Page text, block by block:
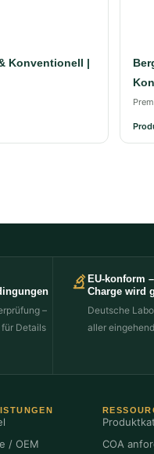
Konventionell |
–
Details
EU-konform
Charge wird
Deutsche
aller
/ OEM
COA